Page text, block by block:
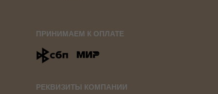
РЕКВИЗИТЫ КОМПАНИИ
ПРИНИМАЕМ К ОПЛАТЕ